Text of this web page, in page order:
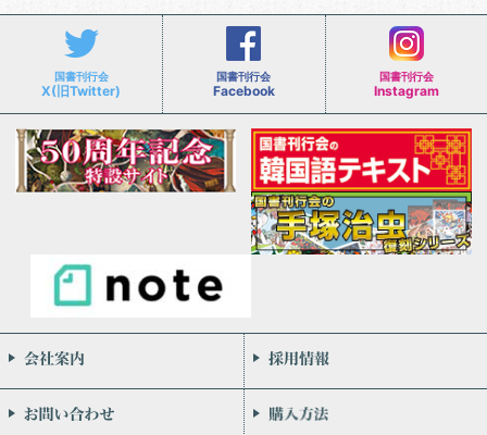
国書刊行会
X(旧Twitter)
国書刊行会
Facebook
国書刊行会
Instagram
会社案内
お問い合わせ